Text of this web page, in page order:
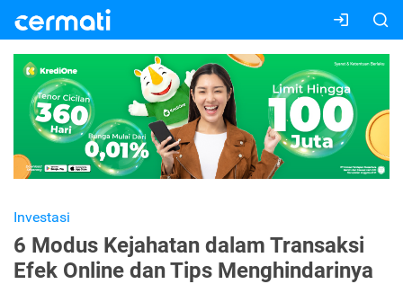
Investasi
6 Modus Kejahatan dalam Transaksi
Efek Online dan Tips Menghindarinya